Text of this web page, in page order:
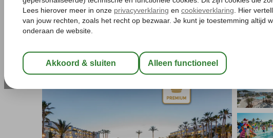
Pakketgarantie Laagsteprijsgarantie* Gratis annuleren*
Home
Spanje Balearen
Grand Palladium White Island Resort & Spa
All Inclusive -Hotel